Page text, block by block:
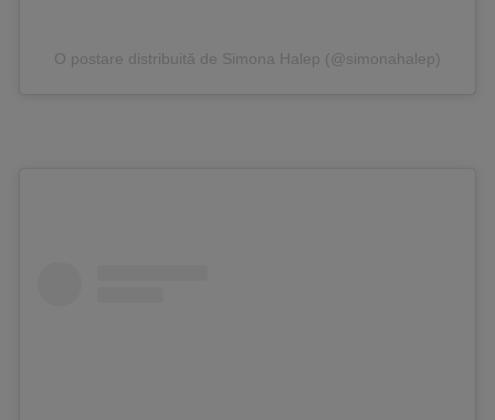
O postare distribuită de Simona Halep (@simonahalep)